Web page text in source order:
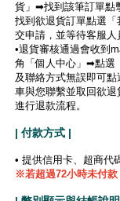
貨」➡找到該筆訂單點
找到欲退貨訂單點選
交申請，並等待客服人
•退貨審核通過會收到
角「個人中心」➡點選
及聯絡方式無誤即可
車與您聯繫並取回欲
進行退款流程。
| 付款方式 |
• 提供信用卡、超商代
※若超過72小時未付